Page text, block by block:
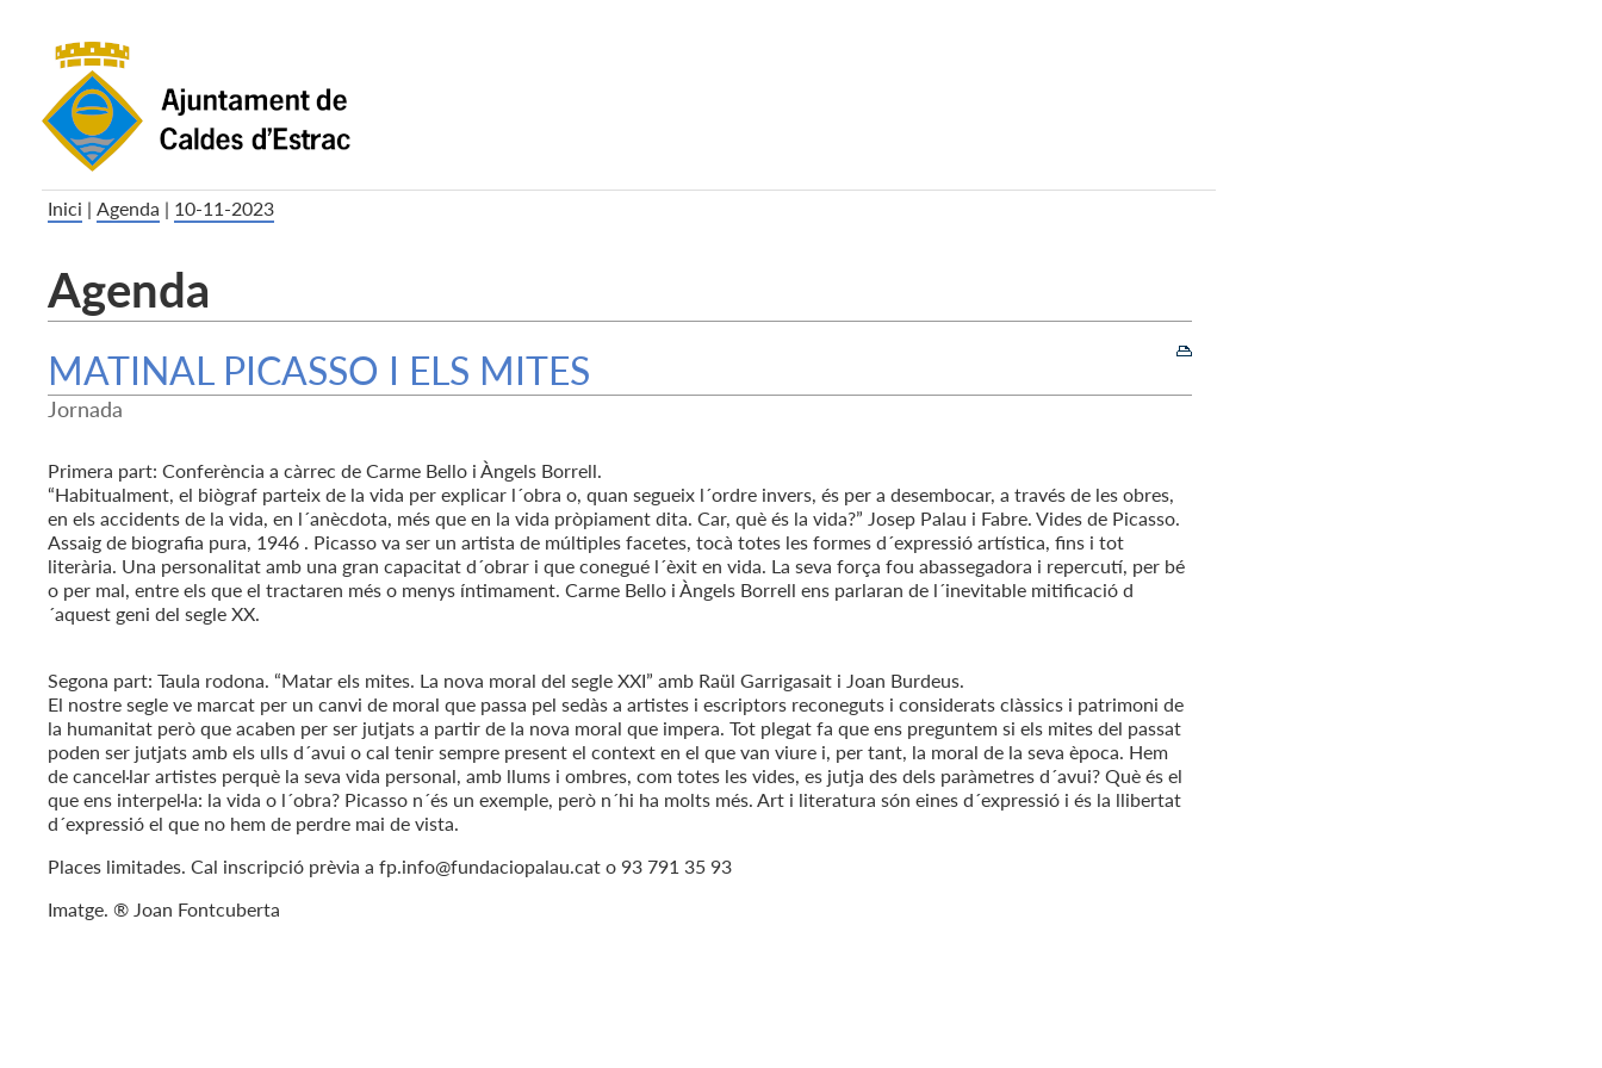
Inici | Agenda | 10-11-2023
Agenda
MATINAL PICASSO I ELS MITES
Jornada
Primera part: Conferència a càrrec de Carme Bello i Àngels Borrell.
“Habitualment, el biògraf parteix de la vida per explicar l´obra o, quan segueix l´ordre invers, és per a desembocar, a través de les obres,
en els accidents de la vida, en l´anècdota, més que en la vida pròpiament dita. Car, què és la vida?” Josep Palau i Fabre. Vides de Picasso.
Assaig de biografia pura, 1946 . Picasso va ser un artista de múltiples facetes, tocà totes les formes d´expressió artística, fins i tot
literària. Una personalitat amb una gran capacitat d´obrar i que conegué l´èxit en vida. La seva força fou abassegadora i repercutí, per bé
o per mal, entre els que el tractaren més o menys íntimament. Carme Bello i Àngels Borrell ens parlaran de l´inevitable mitificació d
´aquest geni del segle XX.
Segona part: Taula rodona. “Matar els mites. La nova moral del segle XXI” amb Raül Garrigasait i Joan Burdeus.
El nostre segle ve marcat per un canvi de moral que passa pel sedàs a artistes i escriptors reconeguts i considerats clàssics i patrimoni de
la humanitat però que acaben per ser jutjats a partir de la nova moral que impera. Tot plegat fa que ens preguntem si els mites del passat
poden ser jutjats amb els ulls d´avui o cal tenir sempre present el context en el que van viure i, per tant, la moral de la seva època. Hem
de cancel·lar artistes perquè la seva vida personal, amb llums i ombres, com totes les vides, es jutja des dels paràmetres d´avui? Què és el
que ens interpel·la: la vida o l´obra? Picasso n´és un exemple, però n´hi ha molts més. Art i literatura són eines d´expressió i és la llibertat
d´expressió el que no hem de perdre mai de vista.
Places limitades. Cal inscripció prèvia a fp.info@fundaciopalau.cat o 93 791 35 93
Imatge. ® Joan Fontcuberta